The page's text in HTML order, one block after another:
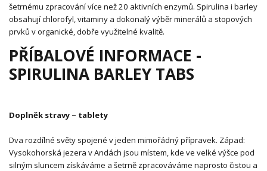
šetrnému zpracování více než 20 aktivních enzymů. Spirulina i barley
obsahují chlorofyl, vitaminy a dokonalý výběr minerálů a stopových
prvků v organické, dobře využitelné kvalitě.
PŘÍBALOVÉ INFORMACE -
SPIRULINA BARLEY TABS
Doplněk stravy – tablety
Dva rozdílné světy spojené v jeden mimořádný přípravek. Západ:
Vysokohorská jezera v Andách jsou místem, kde ve velké výšce pod
silným sluncem získáváme a šetrně zpracováváme naprosto čistou a